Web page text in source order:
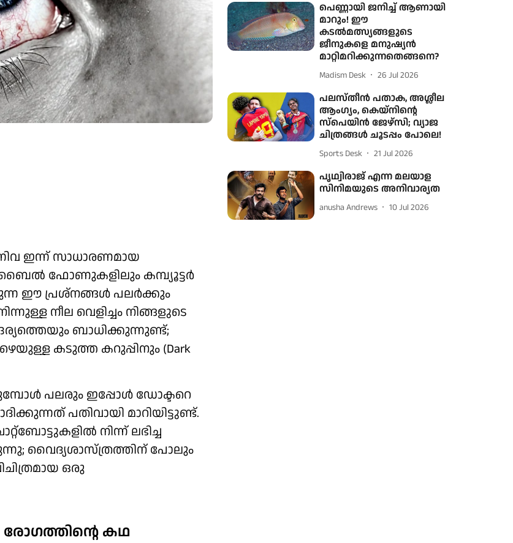
ഇന്ന് സാധാരണമായ
ഫോണുകളിലും കമ്പ്യൂട്ടർ
ഈ പ്രശ്നങ്ങൾ പലർക്കും
നീല വെളിച്ചം നിങ്ങളുടെ
ബാധിക്കുന്നുണ്ട്;
കടുത്ത കറുപ്പിനും (Dark
പലരും ഇപ്പോൾ ഡോക്ടറെ
പതിവായി മാറിയിട്ടുണ്ട്.
നിന്ന് ലഭിച്ച
വൈദ്യശാസ്ത്രത്തിന് പോലും
ഒരു
രോഗത്തിന്റെ കഥ
പെണ്ണായി ജനിച്ച് ആണായി
മാറും! ഈ
കടൽമത്സ്യങ്ങളുടെ
ജീനുകളെ മനുഷ്യൻ
മാറ്റിമറിക്കുന്നതെങ്ങനെ?
Madism Desk 26 Jul 2026
പലസ്തീൻ പതാക, അശ്ലീല
ആംഗ്യം, കെയ്‌നിന്റെ
സ്‌പെയിൻ ജേഴ്‌സി; വ്യാജ
ചിത്രങ്ങൾ ചൂടപ്പം പോലെ!
Sports Desk 21 Jul 2026
പൃഥ്വിരാജ് എന്ന മലയാള
സിനിമയുടെ അനിവാര്യത
anusha Andrews 10 Jul 2026